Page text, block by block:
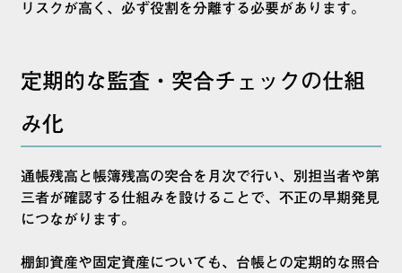
リスクが高く、必ず役割を分離する必要があります。
定期的な監査・突合チェックの仕組
み化
通帳残高と帳簿残高の突合を月次で行い、別担当者や第
三者が確認する仕組みを設けることで、不正の早期発見
につながります。
棚卸資産や固定資産についても、台帳との定期的な照合